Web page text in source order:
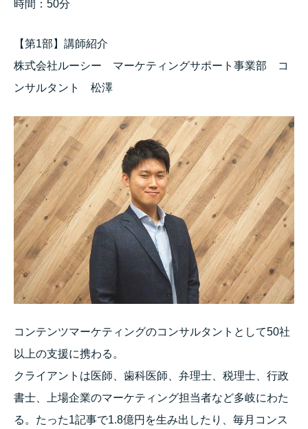
時間：50分
【第1部】講師紹介
株式会社ルーシー マーケティングサポート事業部 コ
ンサルタント 松澤
コンテンツマーケティングのコンサルタントとして50社
以上の支援に携わる。
クライアントは医師、歯科医師、弁理士、税理士、行政
書士、上場企業のマーケティング担当者など多岐にわた
る。たった1記事で1.8億円を生み出したり、毎月コンス